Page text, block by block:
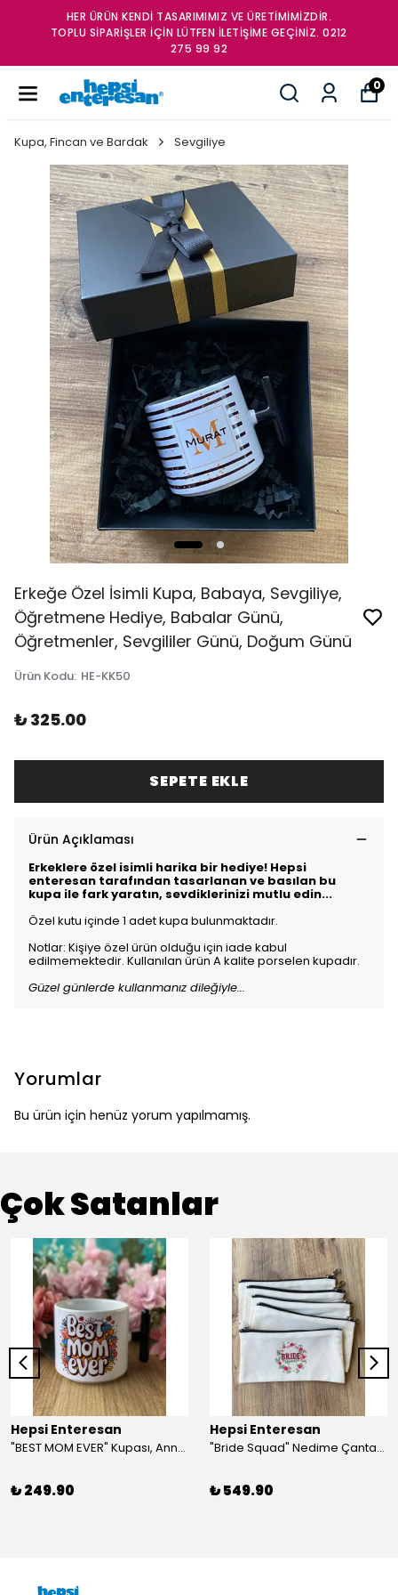
HER ÜRÜN KENDİ TASARIMIMIZ VE ÜRETİMİMİZDİR.
TOPLU SİPARİŞLER İÇİN LÜTFEN İLETİŞİME GEÇİNİZ. 0212
275 99 92
0
Kupa, Fincan ve Bardak Sevgiliye
Erkeğe Özel İsimli Kupa, Babaya, Sevgiliye,
Öğretmene Hediye, Babalar Günü,
Öğretmenler, Sevgililer Günü, Doğum Günü
Ürün Kodu: HE-KK50
₺ 325.00
SEPETE EKLE
Ürün Açıklaması
Erkeklere özel isimli harika bir hediye! Hepsi
enteresan tarafından tasarlanan ve basılan bu
kupa ile fark yaratın, sevdiklerinizi mutlu edin...
Özel kutu içinde 1 adet kupa bulunmaktadır.
Notlar: Kişiye özel ürün olduğu için iade kabul
edilmemektedir. Kullanılan ürün A kalite porselen kupadır.
Güzel günlerde kullanmanız dileğiyle...
Yorumlar
Bu ürün için henüz yorum yapılmamış.
Çok Satanlar
Hepsi Enteresan
"BEST MOM EVER" Kupası, Anneye Hediye, Anneler Günü, Porselen T Kupa
₺ 249.90
Hepsi Enteresan
"Bride Squad" Nedime Çantası, Kına Hediyesi, Düğün Hediyesi (5 adet)
₺ 549.90